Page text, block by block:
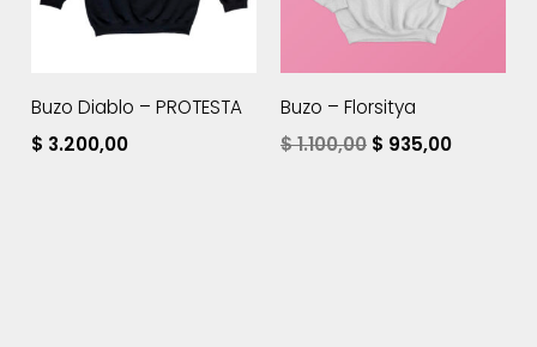
Buzo Diablo – PROTESTA
$ 3.200,00
Buzo – Florsitya
$1.100,00 El
$ 935,00El